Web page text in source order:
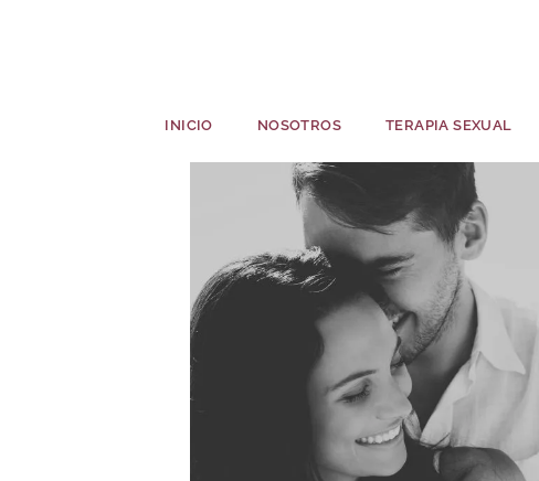
INICIO NOSOTROS TERAPIA SEXUAL